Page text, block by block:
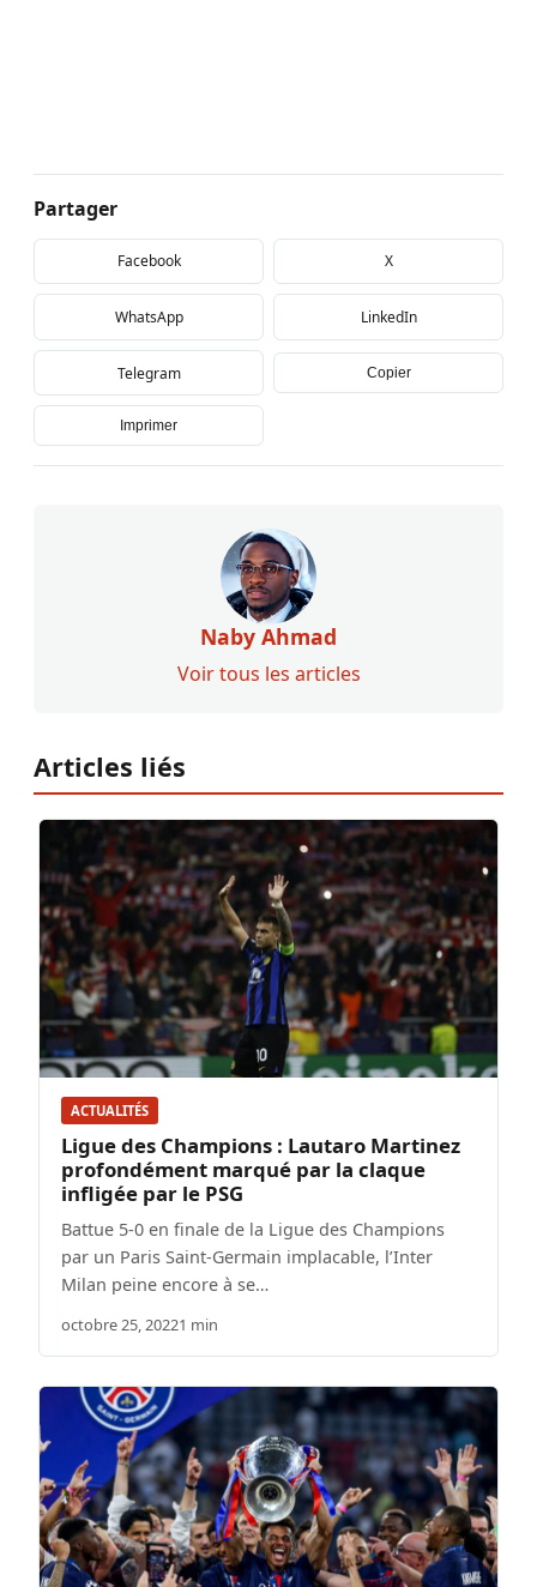
Partager
Facebook X
WhatsApp LinkedIn
Telegram Copier
Imprimer
Naby Ahmad
Voir tous les articles
Articles liés
ACTUALITÉS
Ligue des Champions : Lautaro Martinez
profondément marqué par la claque
infligée par le PSG
Battue 5-0 en finale de la Ligue des Champions
par un Paris Saint-Germain implacable, l’Inter
Milan peine encore à se…
octobre 25, 20221 min